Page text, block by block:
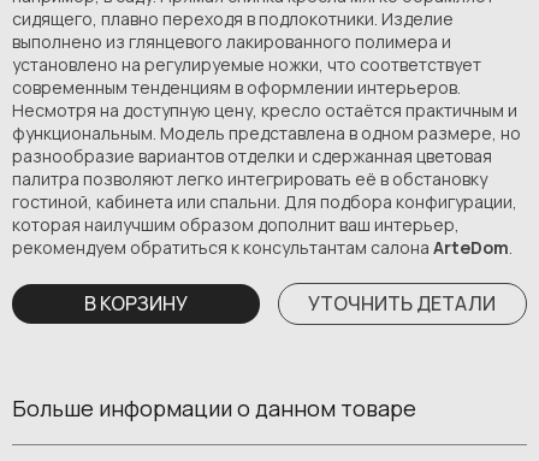
сидящего, плавно переходя в подлокотники. Изделие
выполнено из глянцевого лакированного полимера и
установлено на регулируемые ножки, что соответствует
современным тенденциям в оформлении интерьеров.
Несмотря на доступную цену, кресло остаётся практичным и
функциональным. Модель представлена в одном размере, но
разнообразие вариантов отделки и сдержанная цветовая
палитра позволяют легко интегрировать её в обстановку
гостиной, кабинета или спальни. Для подбора конфигурации,
которая наилучшим образом дополнит ваш интерьер,
рекомендуем обратиться к консультантам салона ArteDom.
В КОРЗИНУ УТОЧНИТЬ ДЕТАЛИ
Больше информации о данном товаре